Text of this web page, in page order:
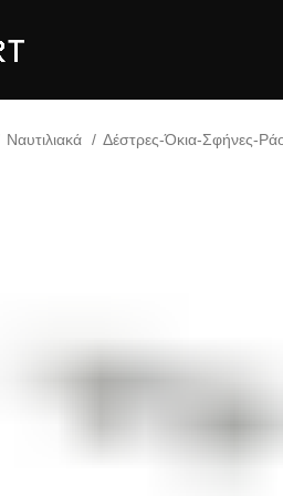
Ναυτιλιακά Δέστρες-Όκια-Σφήνες-